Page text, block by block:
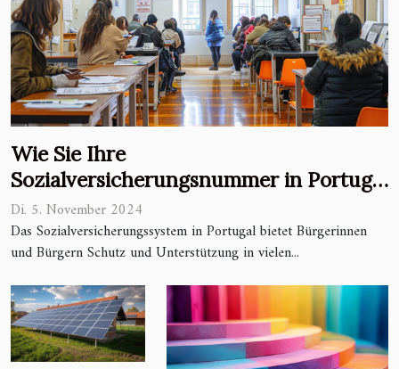
Wie Sie Ihre
Sozialversicherungsnummer in Portugal
Schritt für Schritt beantragen
Di. 5. November 2024
Das Sozialversicherungssystem in Portugal bietet Bürgerinnen
und Bürgern Schutz und Unterstützung in vielen...